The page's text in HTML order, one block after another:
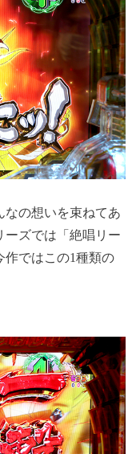
なの想いを束ねてあ
ーズでは「絶唱リー
作ではこの1種類の